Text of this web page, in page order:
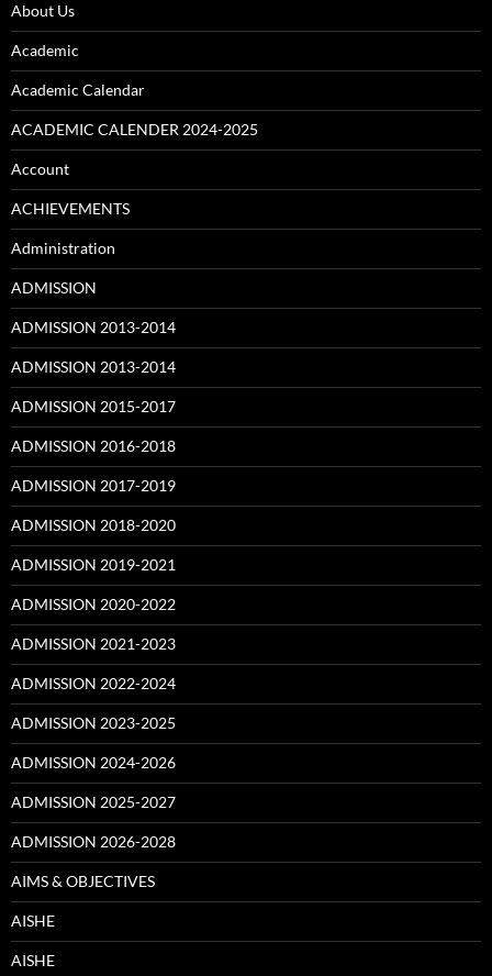
About Us
Academic
Academic Calendar
ACADEMIC CALENDER 2024-2025
Account
ACHIEVEMENTS
Administration
ADMISSION
ADMISSION 2013-2014
ADMISSION 2013-2014
ADMISSION 2015-2017
ADMISSION 2016-2018
ADMISSION 2017-2019
ADMISSION 2018-2020
ADMISSION 2019-2021
ADMISSION 2020-2022
ADMISSION 2021-2023
ADMISSION 2022-2024
ADMISSION 2023-2025
ADMISSION 2024-2026
ADMISSION 2025-2027
ADMISSION 2026-2028
AIMS & OBJECTIVES
AISHE
AISHE